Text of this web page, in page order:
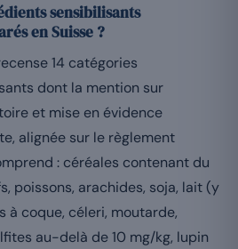
sensibilisants
en Suisse ?
14 catégories
dont la mention sur
et mise en évidence
alignée sur le règlement
: céréales contenant du
poissons, arachides, soja, lait (y
à coque, céleri, moutarde,
au-delà de 10 mg/kg, lupin